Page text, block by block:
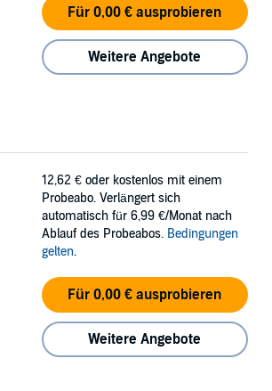
Für 0,00 € ausprobieren
Weitere Angebote
12,62 € oder kostenlos mit einem
Probeabo. Verlängert sich
automatisch für 6,99 €/Monat nach
Ablauf des Probeabos. Bedingungen
gelten.
Für 0,00 € ausprobieren
Weitere Angebote